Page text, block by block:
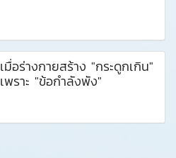
เมื่อร่างกายสร้าง "กระดูกเกิน"
เพราะ "ข้อกำลังพัง"